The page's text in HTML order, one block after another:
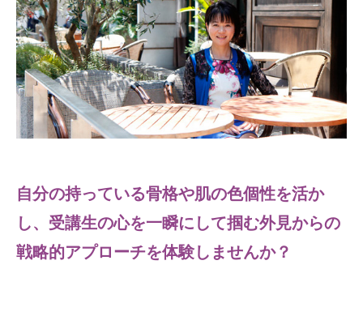
自分の持っている骨格や肌の色個性を活か
し、受講生の心を一瞬にして掴む外見からの
戦略的アプローチを体験しませんか？